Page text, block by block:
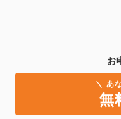
お
＼ あ
無